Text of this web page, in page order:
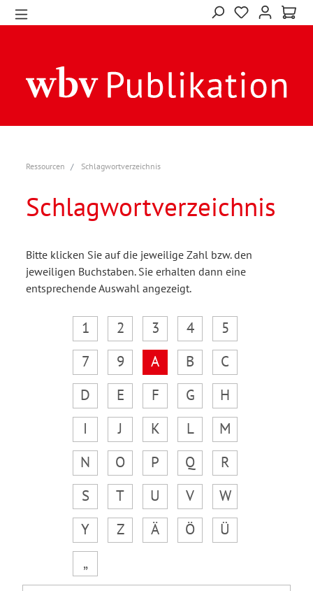
Ressourcen Schlagwortverzeichnis
Schlagwortverzeichnis
Bitte klicken Sie auf die jeweilige Zahl bzw. den
jeweiligen Buchstaben. Sie erhalten dann eine
entsprechende Auswahl angezeigt.
1 2 3 4
5
7
9 A B
C
D
E F G
H
I
J K L
M
N
O P Q
R
S
T U V
W
Y
Z Ä Ö
Ü
„